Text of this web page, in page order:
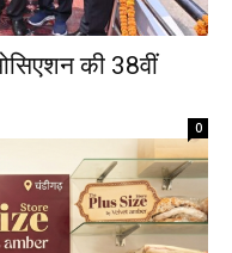
की 38वीं
0